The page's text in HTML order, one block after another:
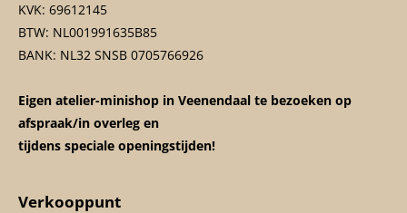
KVK: 69612145
BTW: NL001991635B85
BANK: NL32 SNSB 0705766926
Eigen atelier-minishop in Veenendaal te bezoeken op
afspraak/in overleg en
tijdens speciale openingstijden!
Verkooppunt